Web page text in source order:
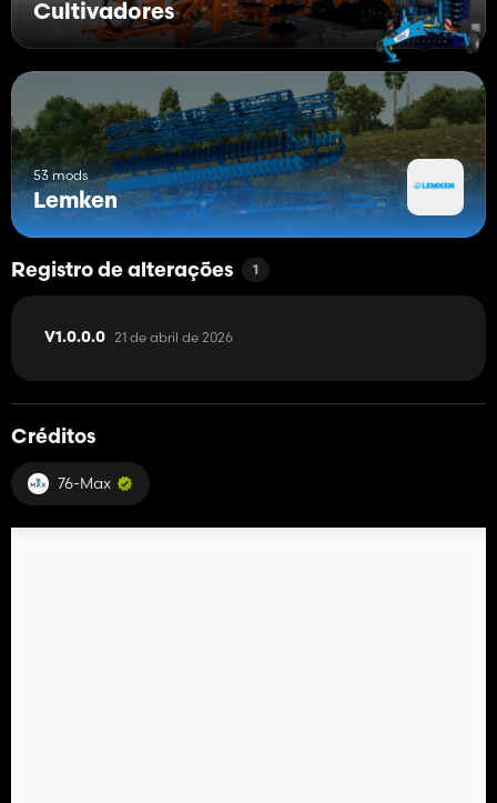
Cultivadores
53 mods
Lemken
Registro de alterações 1
V1.0.0.0 21 de abril de 2026
Créditos
76-Max